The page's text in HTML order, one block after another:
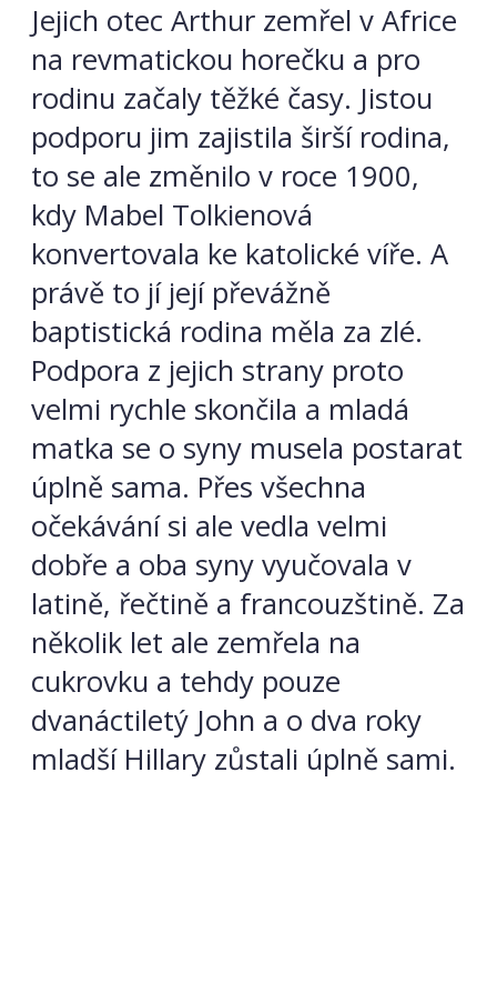
Jejich otec Arthur zemřel v Africe
na revmatickou horečku a pro
rodinu začaly těžké časy. Jistou
podporu jim zajistila širší rodina,
to se ale změnilo v roce 1900,
kdy Mabel Tolkienová
konvertovala ke katolické víře. A
právě to jí její převážně
baptistická rodina měla za zlé.
Podpora z jejich strany proto
velmi rychle skončila a mladá
matka se o syny musela postarat
úplně sama. Přes všechna
očekávání si ale vedla velmi
dobře a oba syny vyučovala v
latině, řečtině a francouzštině. Za
několik let ale zemřela na
cukrovku a tehdy pouze
dvanáctiletý John a o dva roky
mladší Hillary zůstali úplně sami.